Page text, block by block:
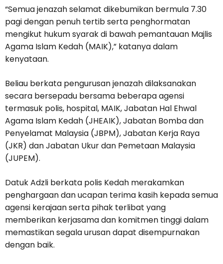
“Semua jenazah selamat dikebumikan bermula 7.30
pagi dengan penuh tertib serta penghormatan
mengikut hukum syarak di bawah pemantauan Majlis
Agama Islam Kedah (MAIK),” katanya dalam
kenyataan.
Beliau berkata pengurusan jenazah dilaksanakan
secara bersepadu bersama beberapa agensi
termasuk polis, hospital, MAIK, Jabatan Hal Ehwal
Agama Islam Kedah (JHEAIK), Jabatan Bomba dan
Penyelamat Malaysia (JBPM), Jabatan Kerja Raya
(JKR) dan Jabatan Ukur dan Pemetaan Malaysia
(JUPEM).
Datuk Adzli berkata polis Kedah merakamkan
penghargaan dan ucapan terima kasih kepada semua
agensi kerajaan serta pihak terlibat yang
memberikan kerjasama dan komitmen tinggi dalam
memastikan segala urusan dapat disempurnakan
dengan baik.